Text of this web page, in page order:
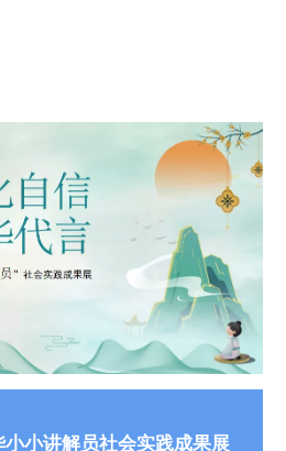
小讲解员社会实践成果展